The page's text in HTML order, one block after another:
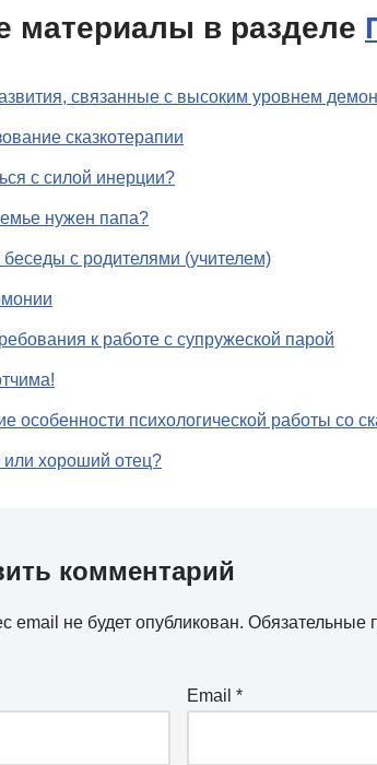
материалы в разделе
связанные с высоким уровнем
сказкотерапии
с силой инерции?
нужен папа?
с родителями (учителем)
к работе с супружеской парой
особенности психологической работы со
хороший отец?
комментарий
email не будет опубликован. Обязательные
Email*